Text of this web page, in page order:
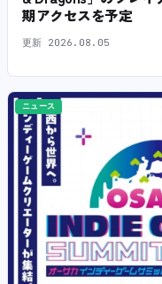
期アクセスを予定
更新 2026.08.05
ニュース